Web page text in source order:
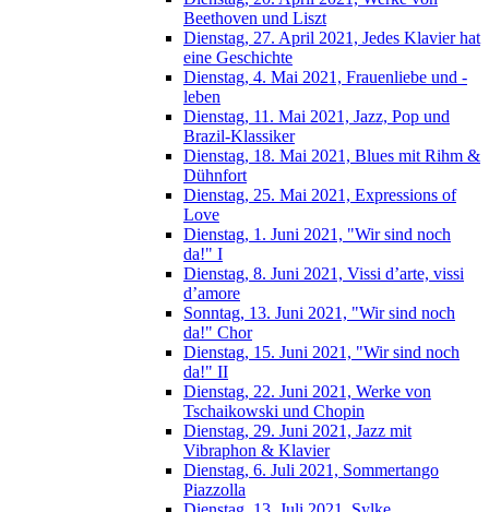
Beethoven und Liszt
Dienstag, 27. April 2021, Jedes Klavier hat
eine Geschichte
Dienstag, 4. Mai 2021, Frauenliebe und -
leben
Dienstag, 11. Mai 2021, Jazz, Pop und
Brazil-Klassiker
Dienstag, 18. Mai 2021, Blues mit Rihm &
Dühnfort
Dienstag, 25. Mai 2021, Expressions of
Love
Dienstag, 1. Juni 2021, "Wir sind noch
da!" I
Dienstag, 8. Juni 2021, Vissi d’arte, vissi
d’amore
Sonntag, 13. Juni 2021, "Wir sind noch
da!" Chor
Dienstag, 15. Juni 2021, "Wir sind noch
da!" II
Dienstag, 22. Juni 2021, Werke von
Tschaikowski und Chopin
Dienstag, 29. Juni 2021, Jazz mit
Vibraphon & Klavier
Dienstag, 6. Juli 2021, Sommertango
Piazzolla